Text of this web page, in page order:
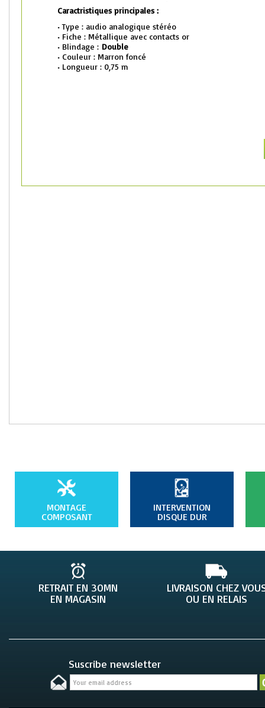
Caractristiques principales :
• Type : audio analogique stéréo
• Fiche : Métallique avec contacts or
• Blindage : Double
• Couleur : Marron foncé
• Longueur : 0,75 m
MONTAGE
COMPOSANT
INTERVENTION
DISQUE DUR
RETRAIT EN 30MN
EN MAGASIN
LIVRAISON CHEZ
OU EN RELAIS
Suscribe newsletter